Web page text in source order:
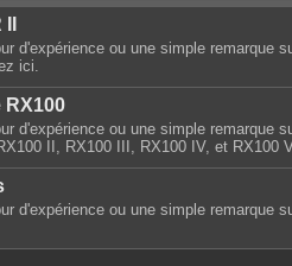
d'expérience ou une simple remarque
ici.
RX100
d'expérience ou une simple remarque
II, RX100 III, RX100 IV, et RX100
d'expérience ou une simple remarque